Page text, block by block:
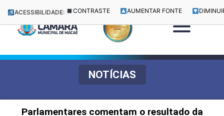
ACESSIBILIDADE: CONTRASTE AUMENTAR FONTE
NOTÍCIAS
Parlamentares comentam o resultado da